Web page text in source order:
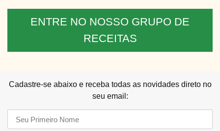
ENTRE NO NOSSO GRUPO DE
RECEITAS
Cadastre-se abaixo e receba todas as novidades direto no
seu email: